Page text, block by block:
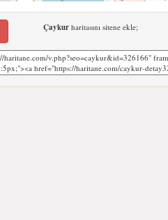
Çaykurharitasını sitene ekle;